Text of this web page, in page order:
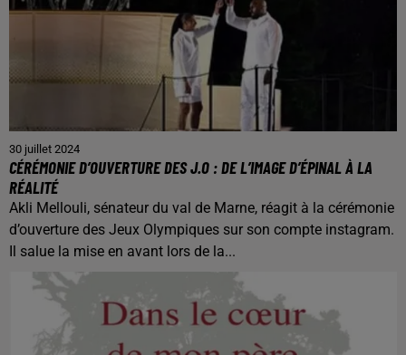
30 juillet 2024
CÉRÉMONIE D’OUVERTURE DES J.O : DE L’IMAGE D’ÉPINAL À LA
RÉALITÉ
Akli Mellouli, sénateur du val de Marne, réagit à la cérémonie
d’ouverture des Jeux Olympiques sur son compte instagram.
Il salue la mise en avant lors de la...